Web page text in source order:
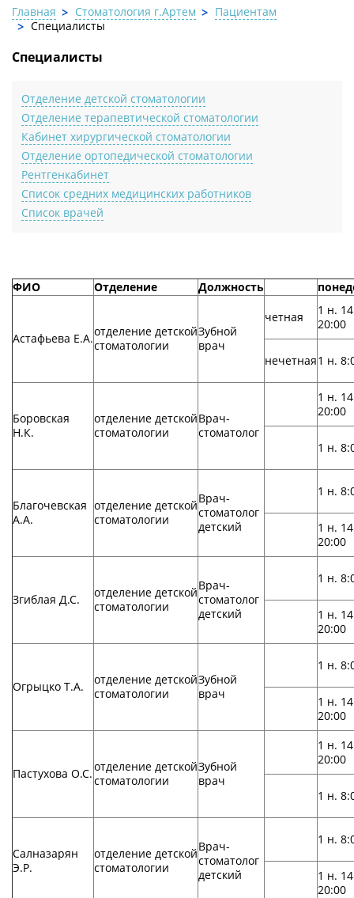
Главная Стоматология г.Артем
Пациентам
Специалисты
Специалисты
Отделение детской стоматологии
Отделение терапевтической стоматологии
Кабинет хирургической стоматологии
Отделение ортопедической стоматологии
Рентгенкабинет
Список средних медицинских работников
Список врачей
ФИО Отделение Должность
Астафьева Е.А.отделение детской
стоматологии
Зубной
врач
четная
1 н.
20:00
нечетная1 н.
Боровская
Н.К.
отделение детской
стоматологии
Врач-
стоматолог
1 н.
20:00
1 н.
Благочевская
А.А.
отделение детской
стоматологии
Врач-
стоматолог
детский
1 н.
1 н.
20:00
Згиблая Д.С.
отделение детской
стоматологии
Врач-
стоматолог
детский
1 н.
1 н.
20:00
Огрыцко Т.А.
отделение детской
стоматологии
Зубной
врач
1 н.
1 н.
20:00
Пастухова О.С.отделение детской
стоматологии
Зубной
врач
1 н.
20:00
1 н.
Салназарян
Э.Р.
отделение детской
стоматологии
Врач-
стоматолог
детский
1 н.
1 н.
20:00